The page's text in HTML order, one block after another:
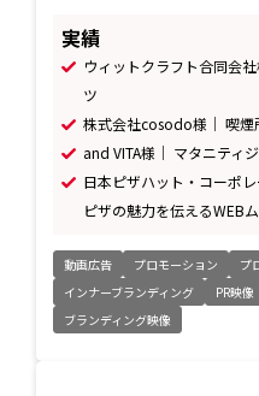
実績
ウィットクラフト合同会
ツ
株式会社cosodo様｜ 喫煙
and VITA様｜ マタニティ
日本ピザハット・コーポ
ピザの魅力を伝えるWEB
動画広告 プロモーション
プ
インナーブランディング
PR映像
ブランディング映像